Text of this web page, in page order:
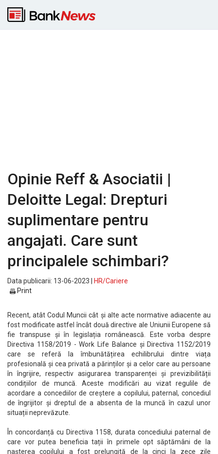
Opinie Reff & Asociatii |
Deloitte Legal: Drepturi
suplimentare pentru
angajati. Care sunt
principalele schimbari?
Data publicarii: 13-06-2023 |
HR/Cariere
Print
Recent, atât Codul Muncii cât și alte acte normative adiacente au
fost modificate astfel încât două directive ale Uniunii Europene să
fie transpuse și în legislația românească. Este vorba despre
Directiva 1158/2019 - Work Life Balance și Directiva 1152/2019
care se referă la îmbunătățirea echilibrului dintre viața
profesională și cea privată a părinților și a celor care au persoane
în îngrijire, respectiv asigurarea transparenței și previzibilității
condițiilor de muncă. Aceste modificări au vizat regulile de
acordare a concediilor de creștere a copilului, paternal, concediul
de îngrijitor și dreptul de a absenta de la muncă în cazul unor
situații neprevăzute.
În concordanță cu Directiva 1158, durata concediului paternal de
care vor putea beneficia tații în primele opt săptămâni de la
nașterea copilului a fost prelungită de la cinci la zece zile